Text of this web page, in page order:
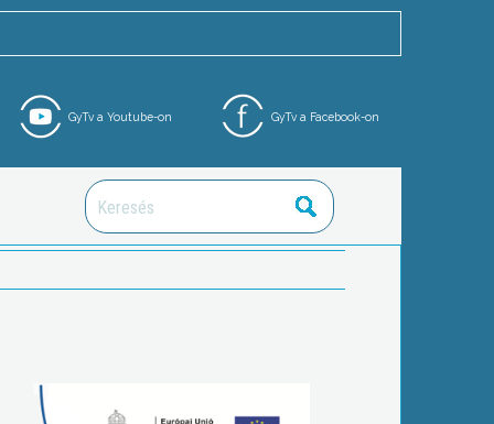
GyTv a Facebook-on
GyTv a Youtube-on